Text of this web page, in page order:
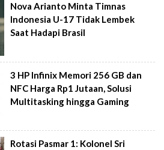
Nova Arianto Minta Timnas
Indonesia U-17 Tidak Lembek
Saat Hadapi Brasil
3 HP Infinix Memori 256 GB dan
NFC Harga Rp1 Jutaan, Solusi
Multitasking hingga Gaming
Rotasi Pasmar 1: Kolonel Sri